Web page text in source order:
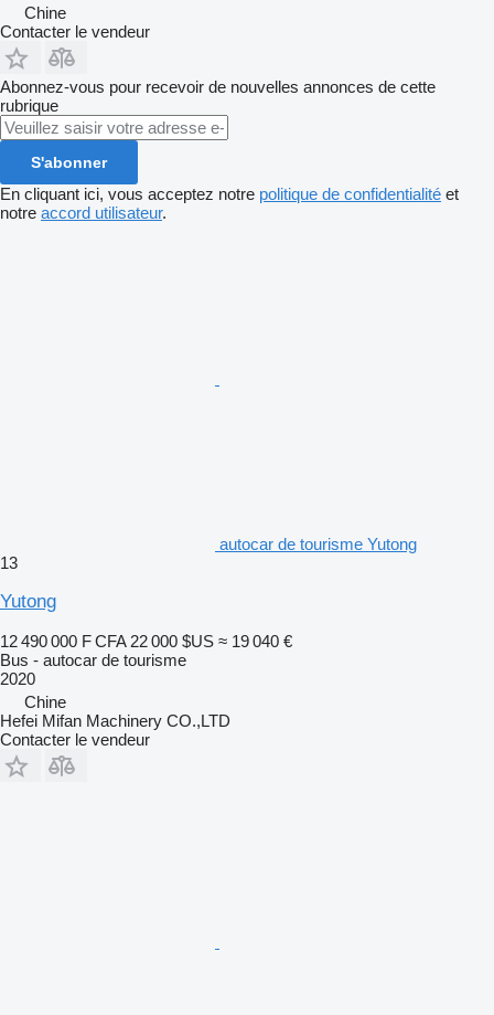
Chine
Contacter le vendeur
Abonnez-vous pour recevoir de nouvelles annonces de cette
rubrique
S'abonner
En cliquant ici, vous acceptez notre politique de confidentialité et
notre accord utilisateur.
autocar de tourisme Yutong
13
Yutong
12 490 000 F CFA 22 000 $US ≈ 19 040 €
Bus - autocar de tourisme
2020
Chine
Hefei Mifan Machinery CO.,LTD
Contacter le vendeur